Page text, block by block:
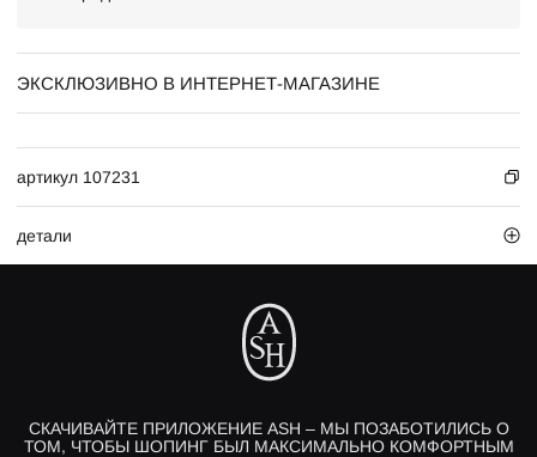
ЭКСКЛЮЗИВНО В ИНТЕРНЕТ-МАГАЗИНЕ
артикул 107231
детали
СКАЧИВАЙТЕ ПРИЛОЖЕНИЕ ASH – МЫ ПОЗАБОТИЛИСЬ О
ТОМ, ЧТОБЫ ШОПИНГ БЫЛ МАКСИМАЛЬНО КОМФОРТНЫМ